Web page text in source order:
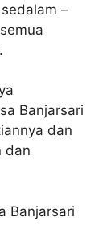
–
Banjarsari
dan
dan
Banjarsari